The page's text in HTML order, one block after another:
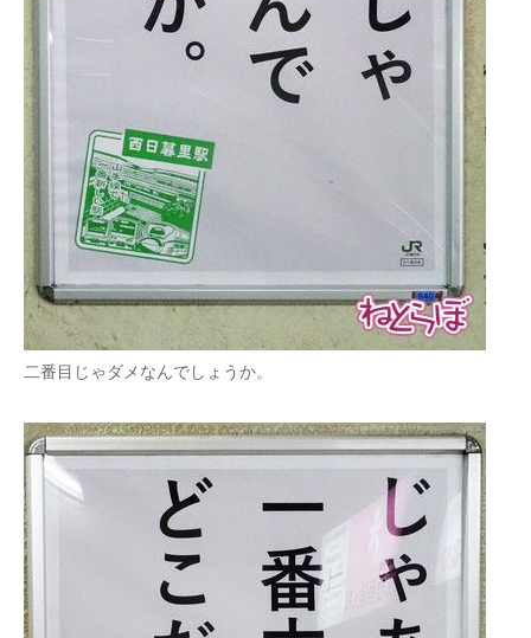
二番目じゃダメなんでしょうか。